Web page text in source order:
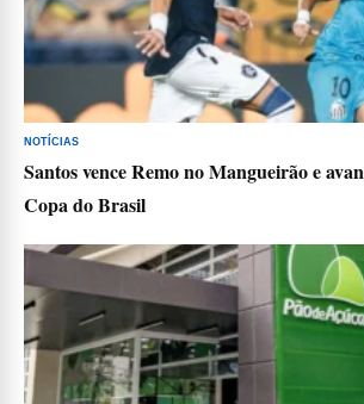
NOTÍCIAS
Santos vence Remo no Mangueirão e
Copa do Brasil